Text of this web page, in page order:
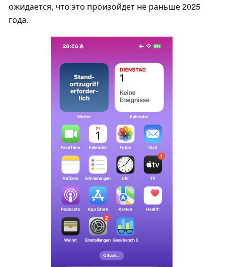
ожидается, что это произойдет не раньше 2025
года.